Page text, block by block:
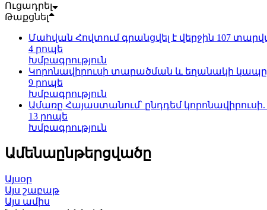
Ուցադրել
Թաքցնել
Մահվան Հովտում գրանցվել է վերջին 107
4 րոպե
Խմբագրություն
Կորոնավիրուսի տարածման և եղանակի կապը
9 րոպե
Խմբագրություն
Ամառը Հայաստանում՝ ընդդեմ կորոնավիրուսի.
13 րոպե
Խմբագրություն
Ամենաընթերցվածը
Այսօր
Այս շաբաթ
Այս ամիս